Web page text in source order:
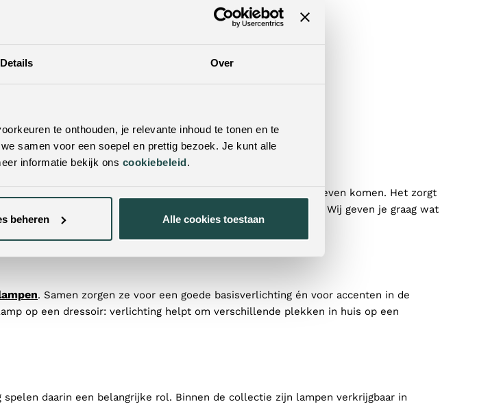
Details Over
te onthouden, je relevante inhoud te tonen en te
samen voor een soepel en prettig bezoek. Je kunt alle
informatie bekijk ons cookiebeleid.
beheren Alle cookies toestaan
en samenhang in huis. Het juiste licht laat een interieur tot leven komen. Het zorgt
Ben jij nog zoekende in de juiste verlichting voor jouw thuis? Wij geven je graag wat
. Samen zorgen ze voor een goede basisverlichting én voor accenten in de
op een dressoir: verlichting helpt om verschillende plekken in huis op een
daarin een belangrijke rol. Binnen de collectie zijn lampen verkrijgbaar in